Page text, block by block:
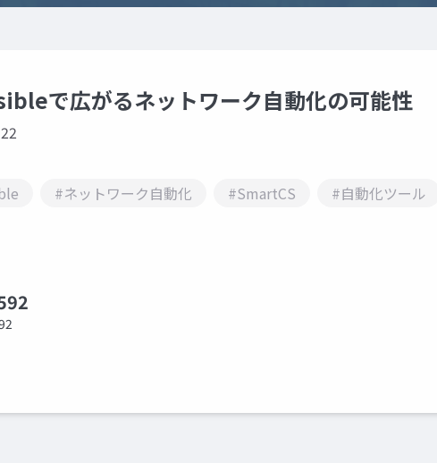
で広がるネットワーク自動化の可能性
#ネットワーク自動化 #SmartCS #自動化ツール